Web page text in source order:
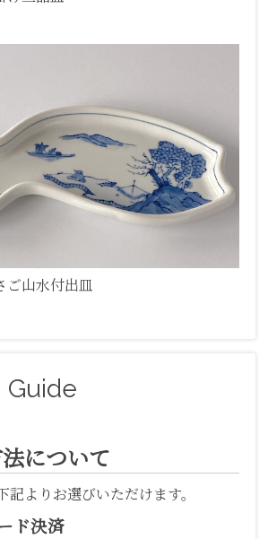
ご山水付出皿
Guide
について
記よりお選びいただけます。
ド決済